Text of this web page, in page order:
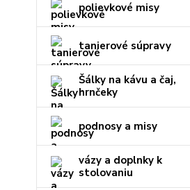
polievkové misy
tanierové súpravy
Šálky na kávu a čaj,
hrnčeky
podnosy a misy
vázy a doplnky k
stolovaniu